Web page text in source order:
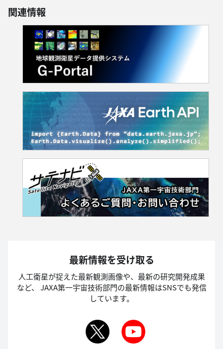
関連情報
最新情報を受け取る
人工衛星が捉えた最新観測画像や、最新の研究開発成果
など、
JAXA第一宇宙技術部門の最新情報はSNSでも発信
しています。